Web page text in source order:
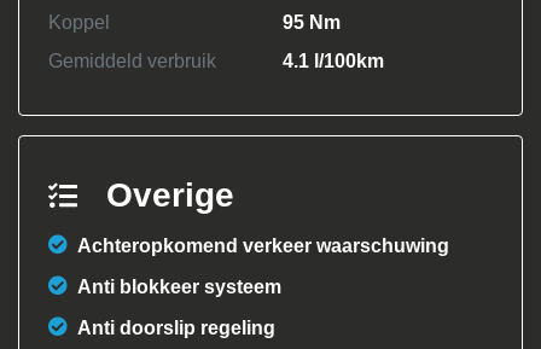
Koppel
95 Nm
Gemiddeld verbruik
4.1 l/100km
Overige
Achteropkomend verkeer waarschuwing
Anti blokkeer systeem
Anti doorslip regeling